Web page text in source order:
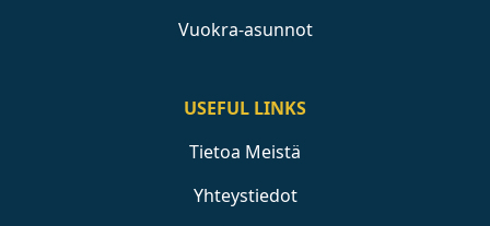
Vuokra-asunnot
USEFUL LINKS
Tietoa Meistä
Yhteystiedot